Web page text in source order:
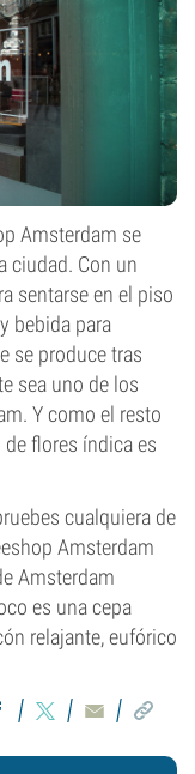
Amsterdam se
ciudad. Con un
sentarse en el piso
bebida para
se produce tras
sea uno de los
Y como el resto
flores índica es
cualquiera de
Amsterdam
Amsterdam
es una cepa
relajante, eufórico